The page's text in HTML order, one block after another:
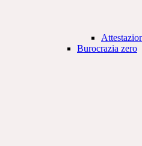
Burocrazia zero